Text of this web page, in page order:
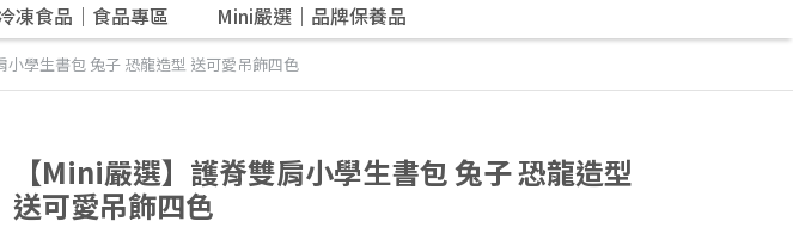
凍食品｜食品專區 Mini嚴選｜品牌保養品
小學生書包 兔子 恐龍造型 送可愛吊飾四色
【Mini嚴選】護脊雙肩小學生書包 兔子 恐龍造型
送可愛吊飾四色